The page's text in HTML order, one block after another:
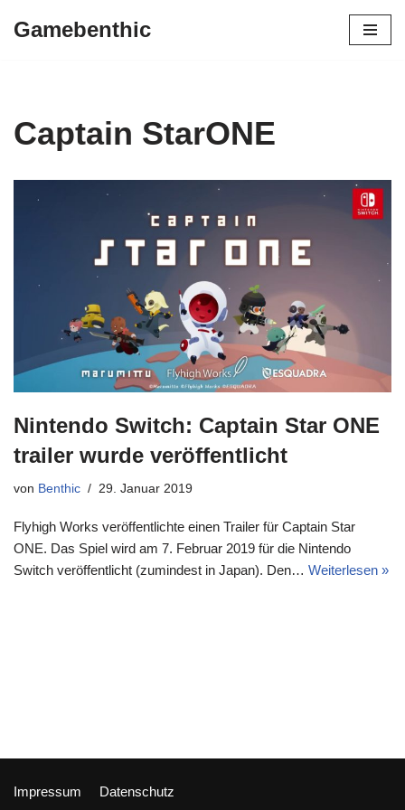
Gamebenthic
Captain StarONE
Nintendo Switch: Captain Star ONE
trailer wurde veröffentlicht
von Benthic 29. Januar 2019
Flyhigh Works veröffentlichte einen Trailer für Captain Star
ONE. Das Spiel wird am 7. Februar 2019 für die Nintendo
Switch veröffentlicht (zumindest in Japan). Den… Weiterlesen »
Impressum Datenschutz